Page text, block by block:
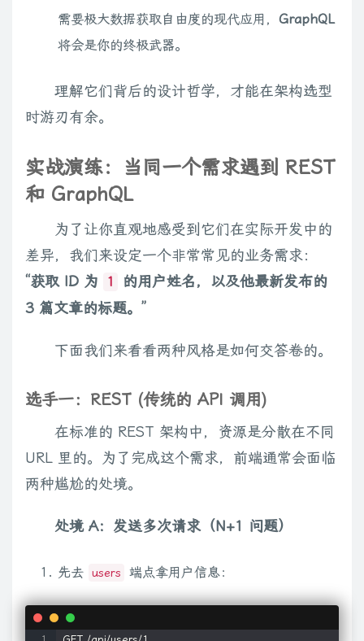
需要极大数据获取自由度的现代应用， GraphQL
将会是你的终极武器。
理解它们背后的设计哲学，才能在架构选型
时游刃有余。
实战演练：当同一个需求遇到 REST
和 GraphQL
为了让你直观地感受到它们在实际开发中的
差异，我们来设定一个非常常见的业务需求：
“获取 ID 为
1
的用户姓名，以及他最新发布的
3 篇文章的标题。”
下面我们来看看两种风格是如何交答卷的。
选手一：REST (传统的 API 调用)
在标准的 REST 架构中，资源是分散在不同
URL 里的。为了完成这个需求，前端通常会面临
两种尴尬的处境。
处境 A：发送多次请求（N+1 问题）
先去 users 端点拿用户信息：